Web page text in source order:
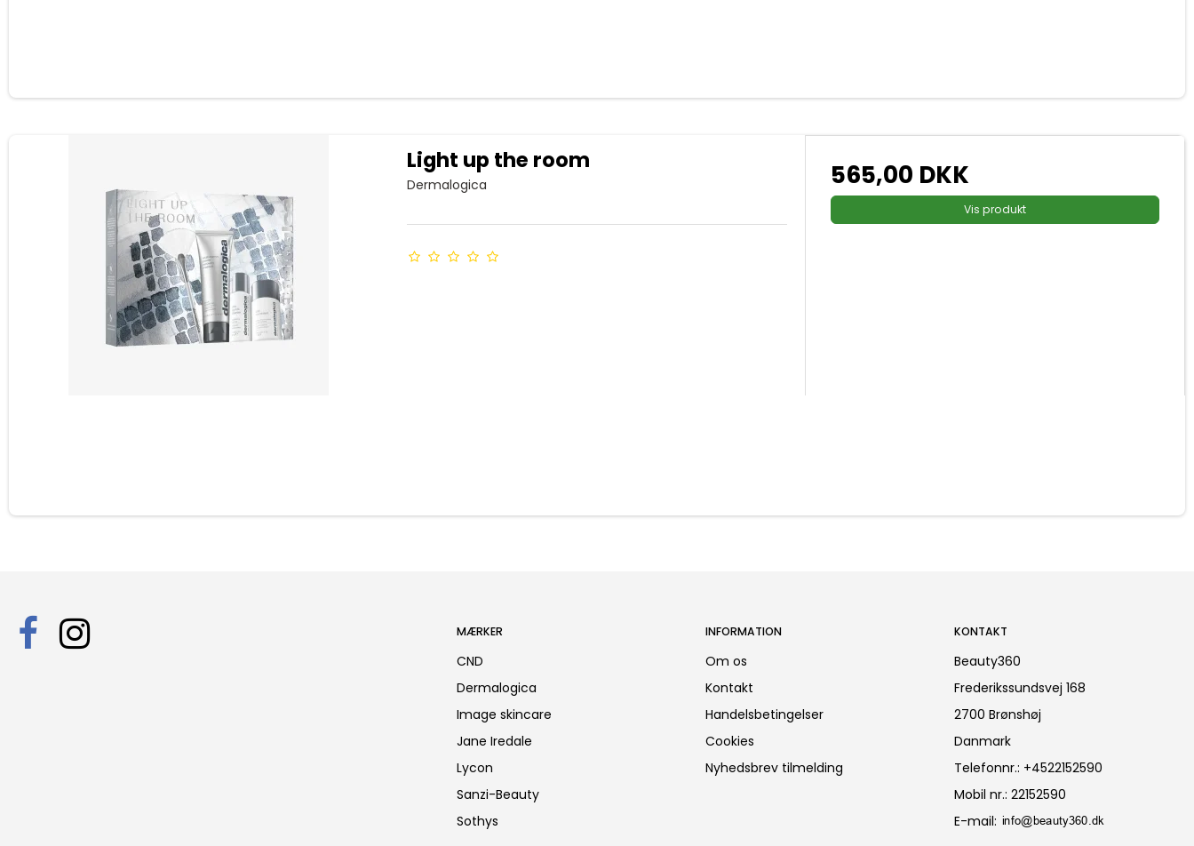
Light up the room
Dermalogica 565,00 DKK
Vis produkt
MÆRKER
CND
Dermalogica
Image skincare
Jane Iredale
Lycon
Sanzi-Beauty
Sothys
INFORMATION
Om os
Kontakt
Handelsbetingelser
Cookies
Nyhedsbrev tilmelding
KONTAKT
Beauty360
Frederikssundsvej 168
2700 Brønshøj
Danmark
Telefonnr.: +4522152590
Mobil nr.: 22152590
E-mail: